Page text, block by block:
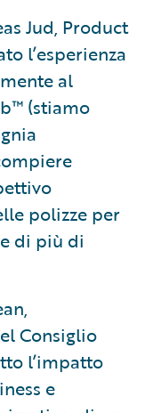
Jud, Product
l’esperienza
al
(stiamo
polizze per
di più di
Consiglio
l’impatto
e